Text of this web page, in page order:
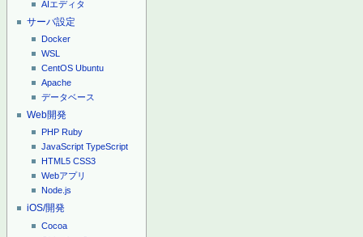
AIエディタ
サーバ設定
Docker
WSL
CentOS Ubuntu
Apache
データベース
Web開発
PHP Ruby
JavaScript TypeScript
HTML5 CSS3
Webアプリ
Node.js
iOS/開発
Cocoa